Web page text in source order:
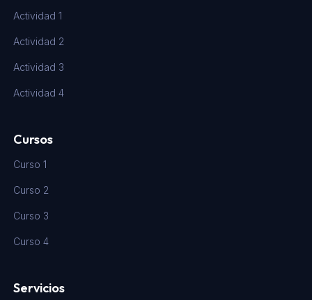
Actividad 1
Actividad 2
Actividad 3
Actividad 4
Cursos
Curso 1
Curso 2
Curso 3
Curso 4
Servicios